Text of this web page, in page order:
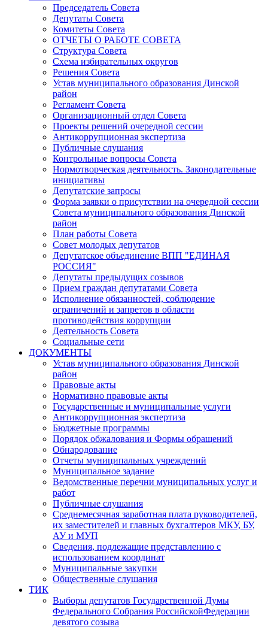
Председатель Совета
Депутаты Совета
Комитеты Совета
ОТЧЕТЫ О РАБОТЕ СОВЕТА
Структура Совета
Схема избирательных округов
Решения Совета
Устав муниципального образования Динской
район
Регламент Совета
Организационный отдел Совета
Проекты решений очередной сессии
Антикоррупционная экспертиза
Публичные слушания
Контрольные вопросы Совета
Нормотворческая деятельность. Законодательные
инициативы
Депутатские запросы
Форма заявки о присутствии на очередной сессии
Совета муниципального образования Динской
район
План работы Совета
Совет молодых депутатов
Депутатское объединение ВПП "ЕДИНАЯ
РОССИЯ"
Депутаты предыдущих созывов
Прием граждан депутатами Совета
Исполнение обязанностей, соблюдение
ограничений и запретов в области
противодействия коррупции
Деятельность Совета
Социальные сети
ДОКУМЕНТЫ
Устав муниципального образования Динской
район
Правовые акты
Нормативно правовые акты
Государственные и муниципальные услуги
Антикоррупционная экспертиза
Бюджетные программы
Порядок обжалования и Формы обращений
Обнародование
Отчеты муниципальных учреждений
Муниципальное задание
Ведомственные перечни муниципальных услуг и
работ
Публичные слушания
Среднемесячная заработная плата руководителей,
их заместителей и главных бухгалтеров МКУ, БУ,
АУ и МУП
Сведения, подлежащие представлению с
использованием координат
Муниципальные закупки
Общественные слушания
ТИК
Выборы депутатов Государственной Думы
Федерального Собрания РоссийскойФедерации
девятого созыва